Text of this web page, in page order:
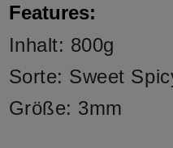
Features:
Inhalt: 800g
Sorte: Sweet
Größe: 3mm